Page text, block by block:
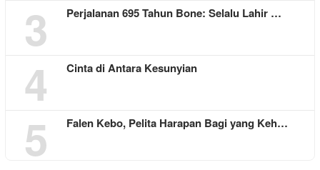
3 Perjalanan 695 Tahun Bone: Selalu Lahir …
4 Cinta di Antara Kesunyian
5 Falen Kebo, Pelita Harapan Bagi yang Keh…